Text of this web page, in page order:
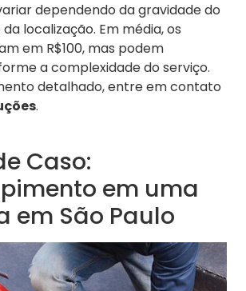
dependendo da gravidade do
localização. Em média, os
em R$100, mas podem
a complexidade do serviço.
detalhado, entre em contato
.
Caso:
em uma
em São Paulo